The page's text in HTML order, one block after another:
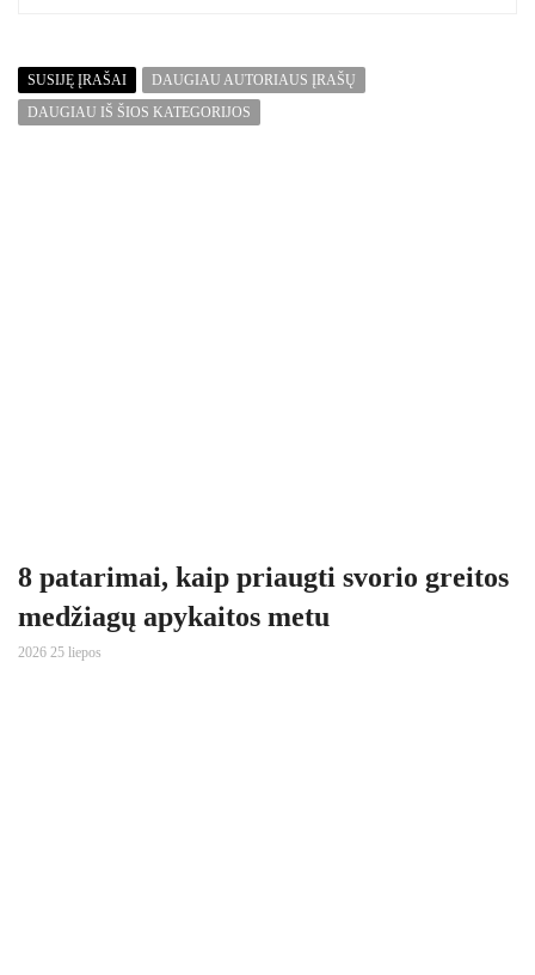
SUSIJĘ ĮRAŠAI
DAUGIAU AUTORIAUS ĮRAŠŲ
DAUGIAU IŠ ŠIOS KATEGORIJOS
8 patarimai, kaip priaugti svorio greitos
medžiagų apykaitos metu
2026 25 liepos